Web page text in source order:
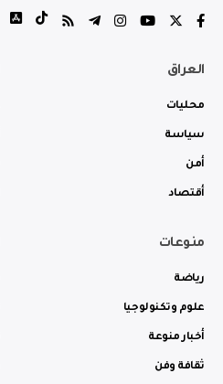
العراق
محليات
سياسة
أمن
أقتصاد
منوعات
رياضة
علوم وتكنولوجيا
أخبار منوعة
ثقافة وفن